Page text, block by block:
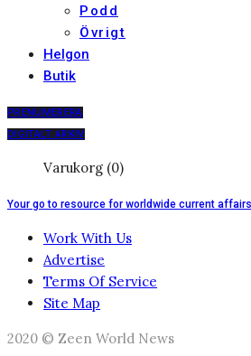
Podd
Övrigt
Helgon
Butik
PRENUMERERA
DIGITALT ARKIV
Varukorg (0)
Your go to resource for worldwide current
Work With Us
Advertise
Terms Of Service
Site Map
2020 © Zeen World News